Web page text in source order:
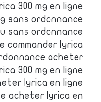
300 mg en ligne
sans ordonnance
sans ordonnance
commander lyrica
acheter
300 mg en ligne
lyrica en ligne
acheter lyrica en